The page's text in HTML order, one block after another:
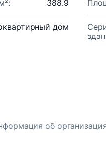
388.9
дом
об